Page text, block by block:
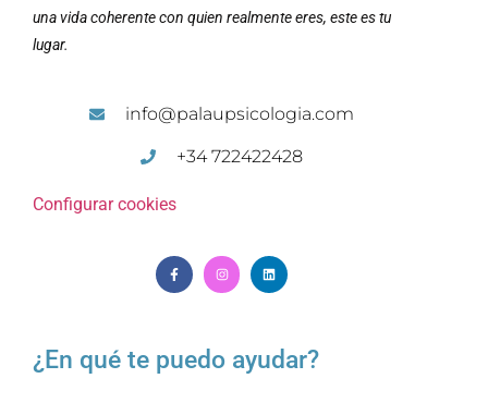
una vida coherente con quien realmente eres, este es tu
lugar.
info@palaupsicologia.com
+34 722422428
Configurar cookies
¿En qué te puedo ayudar?